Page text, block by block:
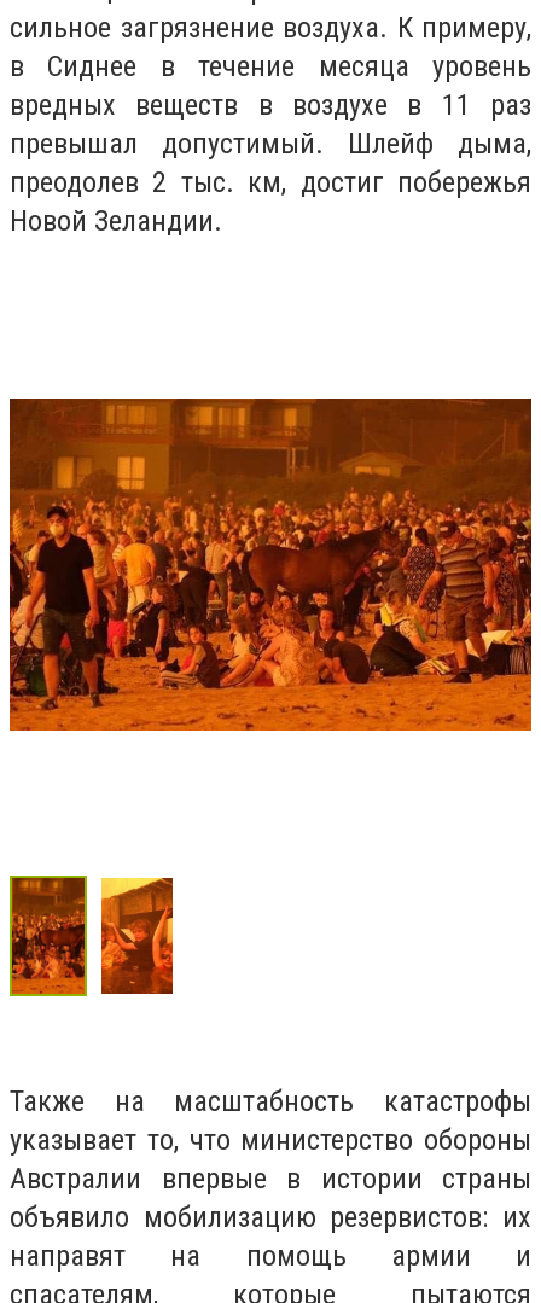
сильное загрязнение воздуха. К примеру,
в Сиднее в течение месяца уровень
вредных веществ в воздухе в 11 раз
превышал допустимый. Шлейф дыма,
преодолев 2 тыс. км, достиг побережья
Новой Зеландии.
Также на масштабность катастрофы
указывает то, что министерство обороны
Австралии впервые в истории страны
объявило мобилизацию резервистов: их
направят на помощь армии и
спасателям, которые пытаются